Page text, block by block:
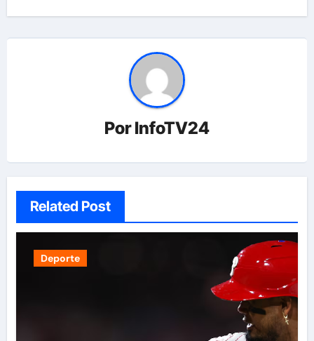
PorInfoTV24
Related Post
Deporte